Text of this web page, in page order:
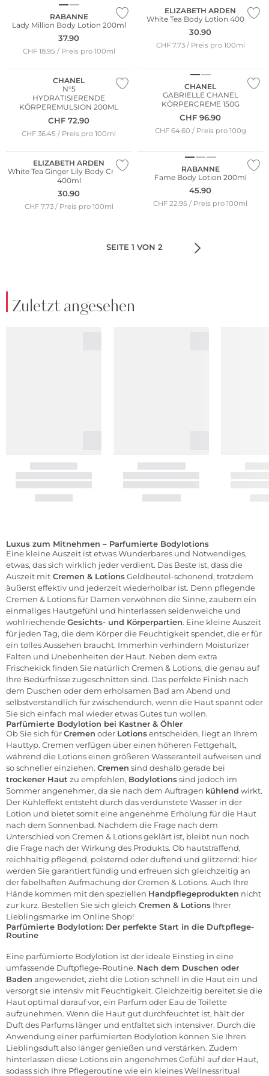
RABANNE
Lady Million Body Lotion 200ml
37.90
CHF 18.95 / Preis pro 100ml
ELIZABETH ARDEN
White Tea Body Lotion 400ml
30.90
CHF 7.73 / Preis pro 100ml
CHANEL
N°5
HYDRATISIERENDE
KÖRPEREMULSION 200ML
CHF 72.90
CHF 36.45 / Preis pro 100ml
CHANEL
GABRIELLE CHANEL
KÖRPERCREME 150G
CHF 96.90
CHF 64.60 / Preis pro 100g
ELIZABETH ARDEN
White Tea Ginger Lily Body Cream
400ml
30.90
CHF 7.73 / Preis pro 100ml
RABANNE
Fame Body Lotion 200ml
45.90
CHF 22.95 / Preis pro 100ml
SEITE 1 VON 2
Zuletzt angesehen
Luxus zum Mitnehmen – Parfumierte Bodylotions
Eine kleine Auszeit ist etwas Wunderbares und Notwendiges,
etwas, das sich wirklich jeder verdient. Das Beste ist, dass die
Auszeit mit Cremen & LotionsGeldbeutel-schonend, trotzdem
äußerst effektiv und jederzeit wiederholbar ist. Denn pflegende
Cremen & Lotions für Damen verwöhnen die Sinne, zaubern ein
einmaliges Hautgefühl und hinterlassen seidenweiche und
wohlriechendeGesichts- und Körperpartien. Eine kleine Auszeit
für jeden Tag, die dem Körper die Feuchtigkeit spendet, die er für
ein tolles Aussehen braucht. Immerhin verhindern Moisturizer
Falten und Unebenheiten der Haut. Neben dem extra
Frischekick finden Sie natürlich Cremen & Lotions, die genau auf
Ihre Bedürfnisse zugeschnitten sind. Das perfekte Finish nach
dem Duschen oder dem erholsamen Bad am Abend und
selbstverständlich für zwischendurch, wenn die Haut spannt oder
Sie sich einfach mal wieder etwas Gutes tun wollen.
Parfümierte Bodylotion bei Kastner & Öhler
Ob Sie sich fürCremen oder Lotionsentscheiden, liegt an Ihrem
Hauttyp. Cremen verfügen über einen höheren Fettgehalt,
während die Lotions einen größeren Wasseranteil aufweisen und
so schneller einziehen. Cremen sind deshalb gerade bei
trockener Haut zu empfehlen, Bodylotionssind jedoch im
Sommer angenehmer, da sie nach dem Auftragen kühlend wirkt.
Der Kühleffekt entsteht durch das verdunstete Wasser in der
Lotion und bietet somit eine angenehme Erholung für die Haut
nach dem Sonnenbad. Nachdem die Frage nach dem
Unterschied von Cremen & Lotions geklärt ist, bleibt nun noch
die Frage nach der Wirkung des Produkts. Ob hautstraffend,
reichhaltig pflegend, polsternd oder duftend und glitzernd: hier
werden Sie garantiert fündig und erfreuen sich gleichzeitig an
der fabelhaften Aufmachung der Cremen & Lotions. Auch Ihre
Hände kommen mit den speziellen Handpflegeprodukten nicht
zur kurz. Bestellen Sie sich gleich Cremen & Lotions Ihrer
Lieblingsmarke im Online Shop!
Parfümierte Bodylotion: Der perfekte Start in die Duftpflege-
Routine
Eine parfümierte Bodylotion ist der ideale Einstieg in eine
umfassende Duftpflege-Routine. Nach dem Duschen oder
Baden angewendet, zieht die Lotion schnell in die Haut ein und
versorgt sie intensiv mit Feuchtigkeit. Gleichzeitig bereitet sie die
Haut optimal darauf vor, ein Parfum oder Eau de Toilette
aufzunehmen. Wenn die Haut gut durchfeuchtet ist, hält der
Duft des Parfums länger und entfaltet sich intensiver. Durch die
Anwendung einer parfümierten Bodylotion können Sie Ihren
Lieblingsduftalso länger genießen und verstärken. Zudem
hinterlassen diese Lotions ein angenehmes Gefühl auf der Haut,
sodass sich Ihre Pflegeroutinewie ein kleines Wellnessritual